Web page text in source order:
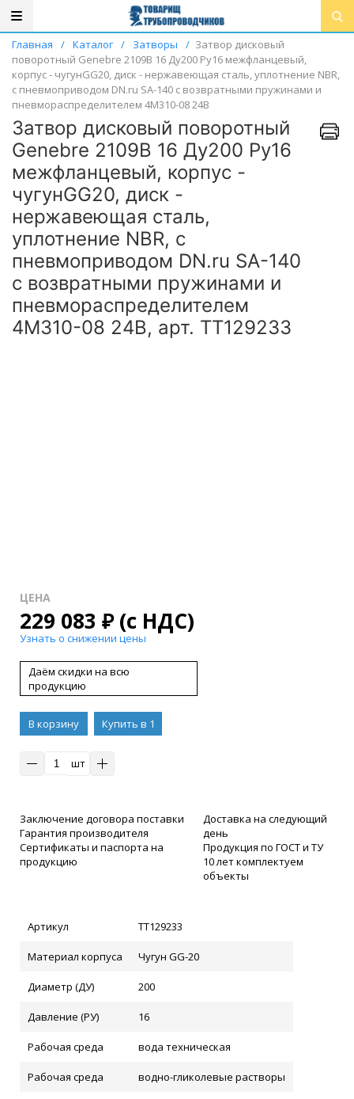
Главная / Каталог / Затворы / Затвор дисковый
поворотный Genebre 2109В 16 Ду200 Ру16 межфланцевый,
корпус - чугунGG20, диск - нержавеющая сталь, уплотнение NBR,
с пневмоприводом DN.ru SA-140 с возвратными пружинами и
пневмораспределителем 4M310-08 24В
Затвор дисковый поворотный
Genebre 2109В 16 Ду200 Ру16
межфланцевый, корпус -
чугунGG20, диск -
нержавеющая сталь,
уплотнение NBR, с
пневмоприводом DN.ru SA-140
с возвратными пружинами и
пневмораспределителем
4M310-08 24В, арт. ТТ129233
ЦЕНА
229 083 ₽(с НДС)
Узнать о снижении цены
Даём скидки на всю
продукцию
В корзину
Купить в 1
шт
Заключение договора поставки
Гарантия производителя
Сертификаты и паспорта на
продукцию
Доставка на следующий
день
Продукция по ГОСТ и ТУ
10 лет комплектуем
объекты
Артикул ТТ129233
Материал корпуса Чугун GG-20
Диаметр (ДУ) 200
Давление (РУ) 16
Рабочая среда вода техническая
Рабочая среда водно-гликолевые растворы